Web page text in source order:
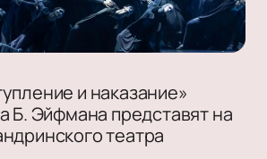
и наказание»
Б. Эйфмана представят на
театра